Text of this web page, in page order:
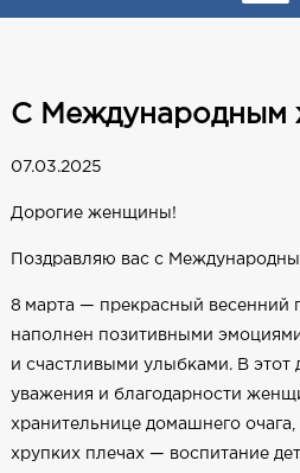
С Международным
07.03.2025
Дорогие женщины!
Поздравляю вас с
8 марта — прекрасный весенний
наполнен позитивными
и счастливыми улыбками. В этот
уважения и благодарности
хранительнице домашнего
хрупких плечах — воспитание